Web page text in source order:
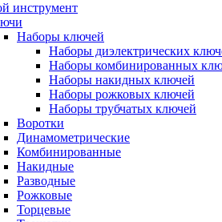
инструмент
Наборы ключей
Наборы диэлектрических
Наборы комбинированных
Наборы накидных ключей
Наборы рожковых ключей
Наборы трубчатых ключей
Воротки
Динамометрические
Комбинированные
Накидные
Разводные
Рожковые
Торцевые